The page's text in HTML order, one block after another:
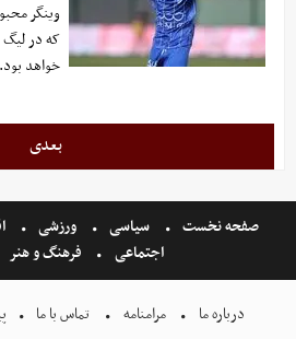
وینگر
که در لیگ
خواهد بود.
بعدی
صفحه نخست سیاسی ورزشی
اجتماعی
فرهنگ و هنر
درباره ما مرامنامه تماس با ما